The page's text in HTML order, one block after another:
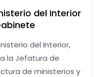
del Interior
del Interior,
la Jefatura de
de ministerios y